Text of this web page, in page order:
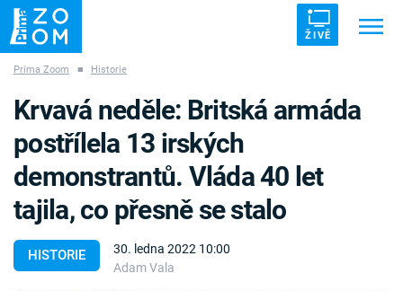
ŽIVĚ
ZÁHADY VETŘELCI DÁVNOVĚKU
Témata
Témata
Prima Zoom ■ Historie
HISTORIE
30. ledna 2022 10:00
Adam Vala
Krvavá neděle: Britská armáda
postřílela 13 irských
demonstrantů. Vláda 40 let
tajila, co přesně se stalo